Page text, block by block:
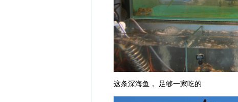
这条深海鱼， 足够一家吃的